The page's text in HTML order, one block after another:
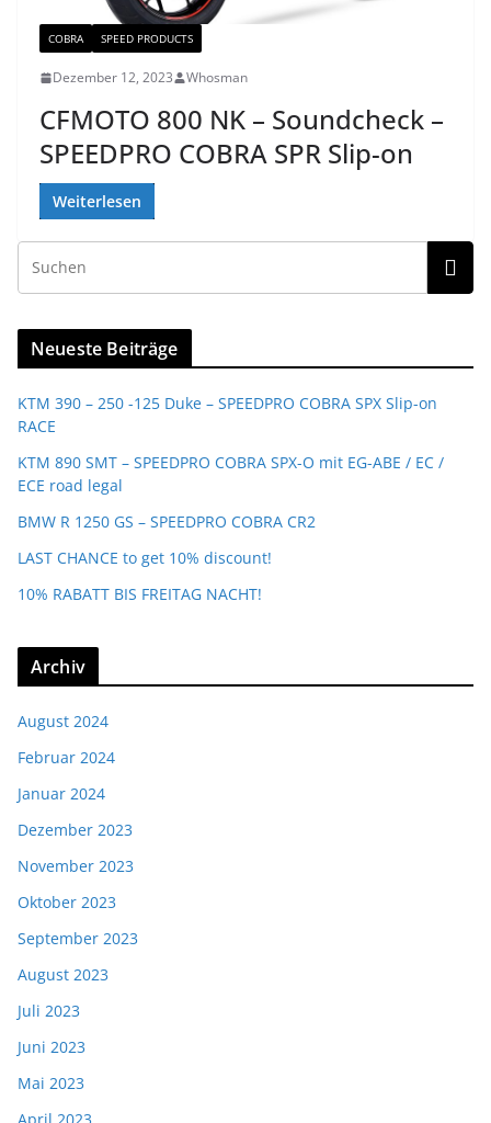
COBRA SPEED PRODUCTS
Dezember 12, 2023 Whosman
CFMOTO 800 NK – Soundcheck –
SPEEDPRO COBRA SPR Slip-on
Weiterlesen
Neueste Beiträge
KTM 390 – 250 -125 Duke – SPEEDPRO COBRA SPX Slip-on
RACE
KTM 890 SMT – SPEEDPRO COBRA SPX-O mit EG-ABE / EC /
ECE road legal
BMW R 1250 GS – SPEEDPRO COBRA CR2
LAST CHANCE to get 10% discount!
10% RABATT BIS FREITAG NACHT!
Archiv
August 2024
Februar 2024
Januar 2024
Dezember 2023
November 2023
Oktober 2023
September 2023
August 2023
Juli 2023
Juni 2023
Mai 2023